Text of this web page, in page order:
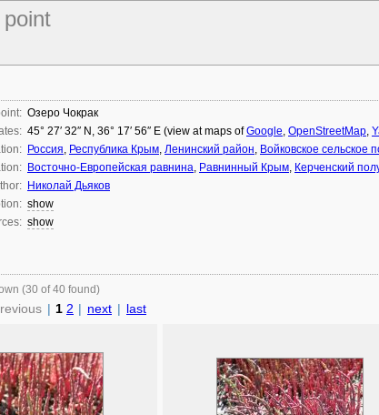
Озеро Чокрак
45° 27′ 32″ N, 36° 17′ 56″ E (view at maps ofGoogle, OpenStreetMap,
Россия, Республика Крым, Ленинский район, Войковское сельское
Восточно-Европейская равнина, Равнинный Крым, Керченский
Николай Дьяков
show
show
(30 of 40 found)
| 1 2 | next | last